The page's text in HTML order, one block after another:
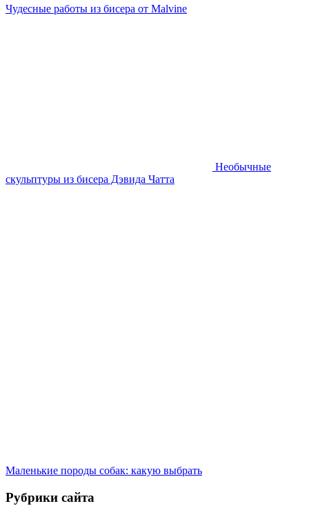
Чудесные работы из бисера от Malvine
Необычные
скульптуры из бисера Дэвида Чатта
Маленькие породы собак: какую выбрать
Рубрики сайта